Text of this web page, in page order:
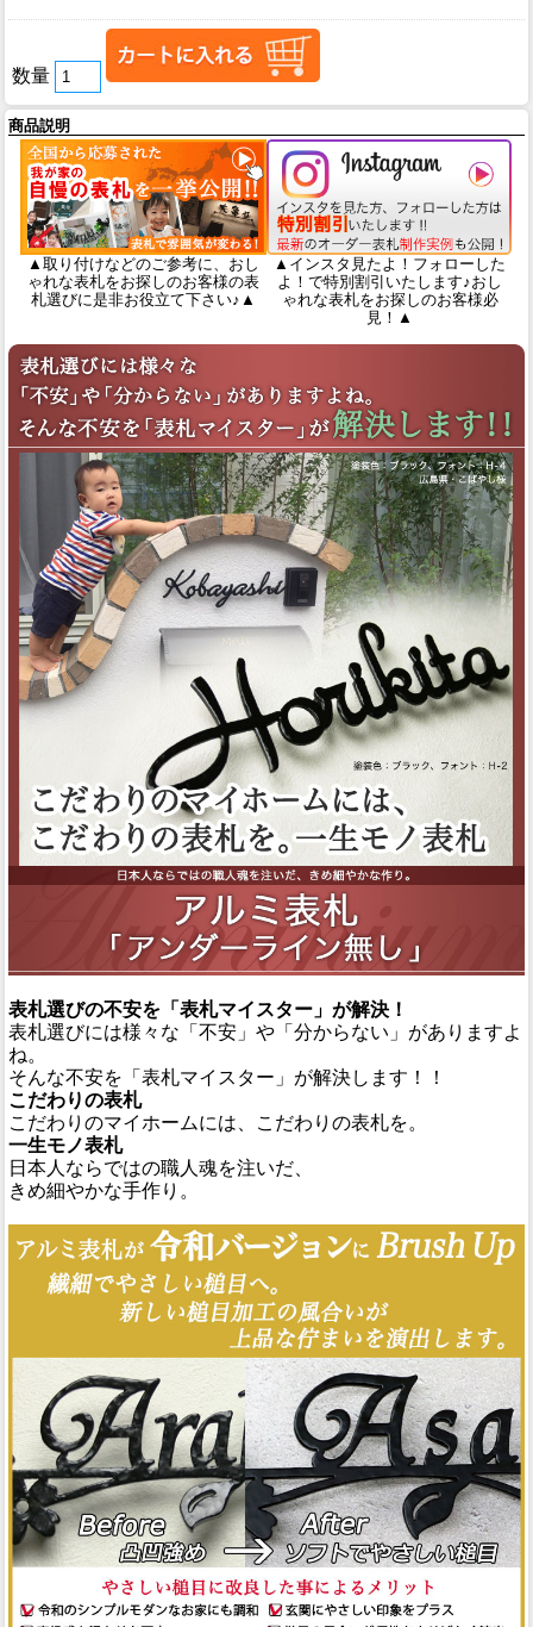
数量
商品説明
▲取り付けなどのご参考に、おし
ゃれな表札をお探しのお客様の表
札選びに是非お役立て下さい♪▲
▲インスタ見たよ！フォローした
よ！で特別割引いたします♪おし
ゃれな表札をお探しのお客様必
見！▲
表札選びの不安を「表札マイスター」が解決！
表札選びには様々な「不安」や「分からない」がありますよ
ね。
そんな不安を「表札マイスター」が解決します！！
こだわりの表札
こだわりのマイホームには、こだわりの表札を。
一生モノ表札
日本人ならではの職人魂を注いだ、
きめ細やかな手作り。